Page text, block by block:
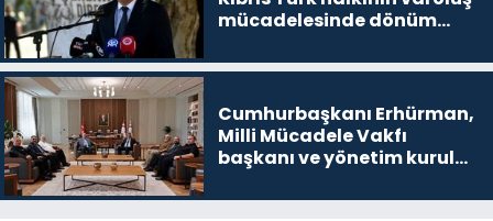
mücadelesinde dönüm
Cumhurbaşkanı Erhürman,
Milli Mücadele Vakfı
başkanı ve yönetim kurulu